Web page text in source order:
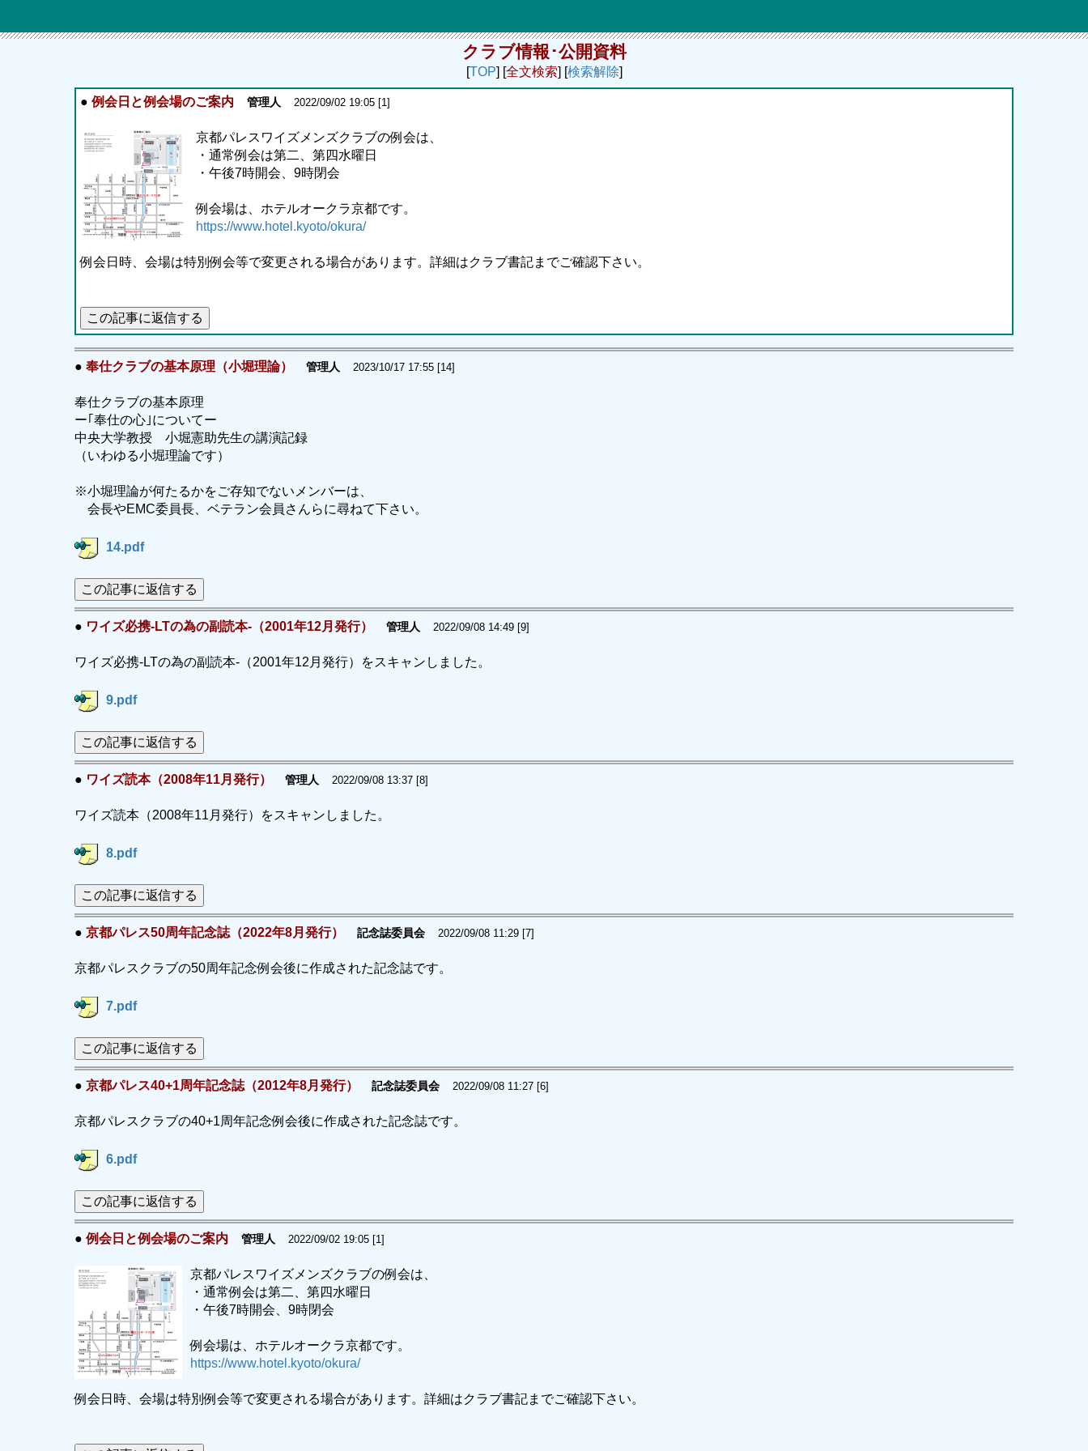
クラブ情報･公開資料
[TOP] [全文検索] [検索解除]
● 例会日と例会場のご案内 管理人 2022/09/02 19:05 [1]
京都パレスワイズメンズクラブの例会は、
・通常例会は第二、第四水曜日
・午後7時開会、9時閉会
例会場は、ホテルオークラ京都です。
https://www.hotel.kyoto/okura/
例会日時、会場は特別例会等で変更される場合があります。詳細はクラブ書記までご確認下さい。
この記事に返信する
● 奉仕クラブの基本原理（小堀理論） 管理人 2023/10/17 17:55 [14]
奉仕クラブの基本原理
ー｢奉仕の心｣についてー
中央大学教授 小堀憲助先生の講演記録
（いわゆる小堀理論です）
※小堀理論が何たるかをご存知でないメンバーは、
会長やEMC委員長、ベテラン会員さんらに尋ねて下さい。
14.pdf
この記事に返信する
● ワイズ必携-LTの為の副読本-（2001年12月発行） 管理人 2022/09/08 14:49 [9]
ワイズ必携-LTの為の副読本-（2001年12月発行）をスキャンしました。
9.pdf
この記事に返信する
● ワイズ読本（2008年11月発行） 管理人 2022/09/08 13:37 [8]
ワイズ読本（2008年11月発行）をスキャンしました。
8.pdf
この記事に返信する
● 京都パレス50周年記念誌（2022年8月発行） 記念誌委員会 2022/09/08 11:29 [7]
京都パレスクラブの50周年記念例会後に作成された記念誌です。
7.pdf
この記事に返信する
● 京都パレス40+1周年記念誌（2012年8月発行） 記念誌委員会 2022/09/08 11:27 [6]
京都パレスクラブの40+1周年記念例会後に作成された記念誌です。
6.pdf
この記事に返信する
● 例会日と例会場のご案内 管理人 2022/09/02 19:05 [1]
京都パレスワイズメンズクラブの例会は、
・通常例会は第二、第四水曜日
・午後7時開会、9時閉会
例会場は、ホテルオークラ京都です。
https://www.hotel.kyoto/okura/
例会日時、会場は特別例会等で変更される場合があります。詳細はクラブ書記までご確認下さい。